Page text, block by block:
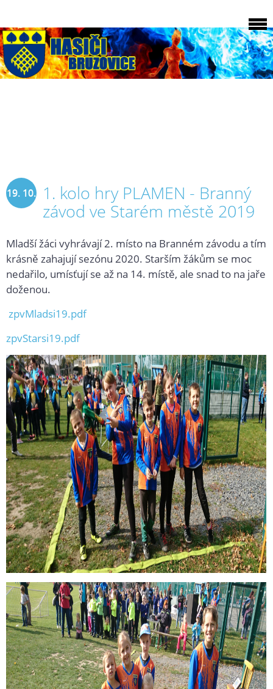
19. 10.
1. kolo hry PLAMEN - Branný
závod ve Starém městě 2019
Mladší žáci vyhrávají 2. místo na Branném závodu a tím
krásně zahajují sezónu 2020. Starším žákům se moc
nedařilo, umísťují se až na 14. místě, ale snad to na jaře
doženou.
zpvMladsi19.pdf
zpvStarsi19.pdf